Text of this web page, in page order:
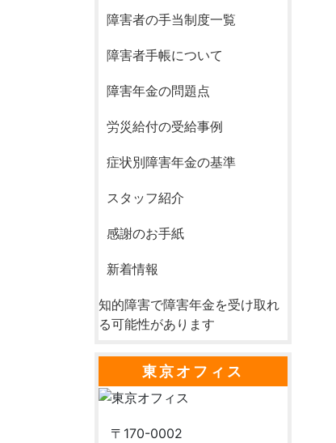
障害者の手当制度一覧
障害者手帳について
障害年金の問題点
労災給付の受給事例
症状別障害年金の基準
スタッフ紹介
感謝のお手紙
新着情報
知的障害で障害年金を受け取れ
る可能性があります
東京オフィス
〒170-0002